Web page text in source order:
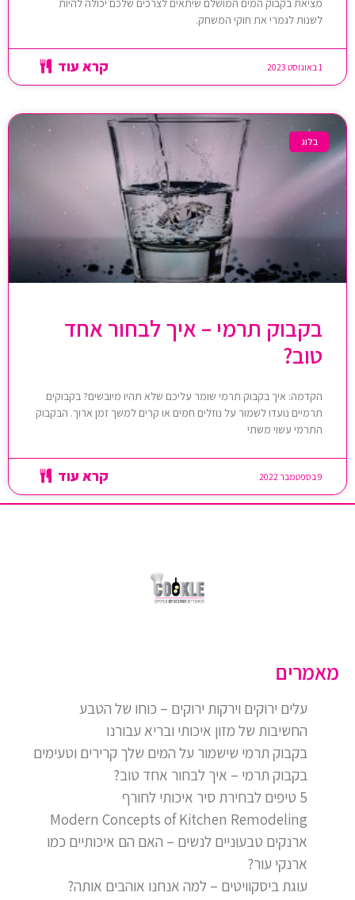
מציאת בקבוק המים המושלם שיתאים לצרכים שלכם יכולה להיות
לשנות לגמרי את חוקי המשחק.
קרא עוד 1 באוגוסט 2023
בלוג
בקבוק תרמי – איך לבחור אחד
טוב?
הקדמה: איך בקבוק תרמי שומר עליכם שלא תהיו מיובשים? בקבוקים
תרמיים נועדו לשמור על נוזלים חמים או קרים למשך זמן ארוך. הבקבוק
התרמי עשוי משתי
קרא עוד 9 בספטמבר 2022
מאמרים
עלים ירוקים וירקות ירוקים – כוחו של הטבע
החשיבות של מזון איכותי ובריא עבורנו
בקבוק תרמי שישמור על המים שלך קרירים וטעימים
בקבוק תרמי – איך לבחור אחד טוב?
5 טיפים לבחירת סיר איכותי לחורף
Modern Concepts of Kitchen Remodeling
ארנקים טבעוניים לנשים – האם הם איכותיים כמו
ארנקי עור?
עוגת ביסקוויטים – למה אנחנו אוהבים אותה?